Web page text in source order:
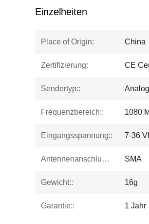
Einzelheiten
Place of Origin: China
Zertifizierung: CE
Sendertyp::
Frequenzbereich:: 1080
Eingangsspannung:: 7-36
Antennenanschluss:: SMA
Gewicht:: 16g
Garantie:: 1 Jahr